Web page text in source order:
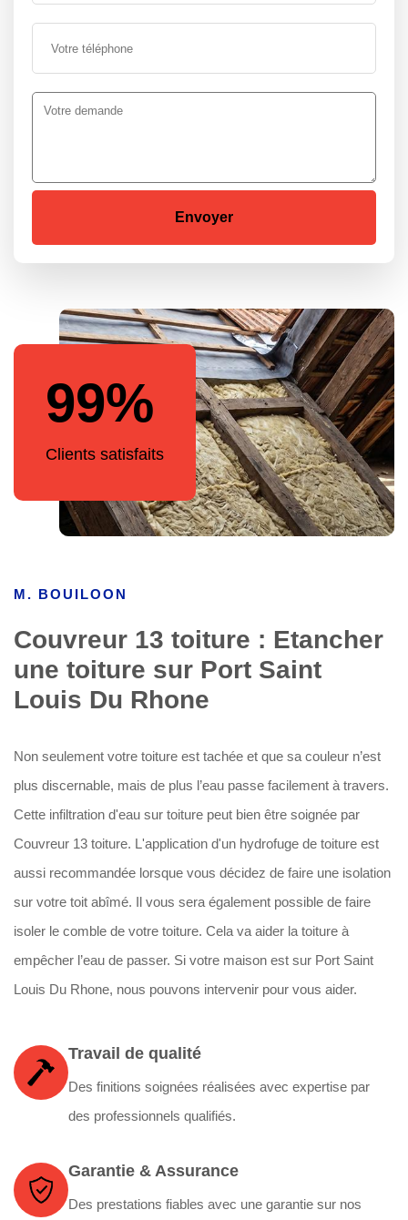
99%
Clients satisfaits
M. BOUILOON
Couvreur 13 toiture : Etancher
une toiture sur Port Saint
Louis Du Rhone
Non seulement votre toiture est tachée et que sa couleur n’est
plus discernable, mais de plus l’eau passe facilement à travers.
Cette infiltration d'eau sur toiture peut bien être soignée par
Couvreur 13 toiture. L'application d'un hydrofuge de toiture est
aussi recommandée lorsque vous décidez de faire une isolation
sur votre toit abîmé. Il vous sera également possible de faire
isoler le comble de votre toiture. Cela va aider la toiture à
empêcher l’eau de passer. Si votre maison est sur Port Saint
Louis Du Rhone, nous pouvons intervenir pour vous aider.
Travail de qualité
Des finitions soignées réalisées avec expertise par
des professionnels qualifiés.
Garantie & Assurance
Des prestations fiables avec une garantie sur nos